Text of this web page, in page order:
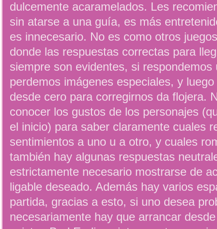
dulcemente acaramelados. Les
sin atarse a una guía, es más
es innecesario. No es como otros
donde las respuestas correctas para
siempre son evidentes, si respondemos
perdemos imágenes especiales, y
desde cero para corregirnos da flojera.
conocer los gustos de los personajes
el inicio) para saber claramente cuales
sentimientos a uno u a otro, y cuales
también hay algunas respuestas
estrictamente necesario mostrarse de
ligable deseado. Además hay varios
partida, gracias a esto, si uno desea
necesariamente hay que arrancar